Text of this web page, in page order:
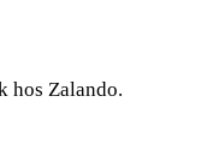
hos Zalando.